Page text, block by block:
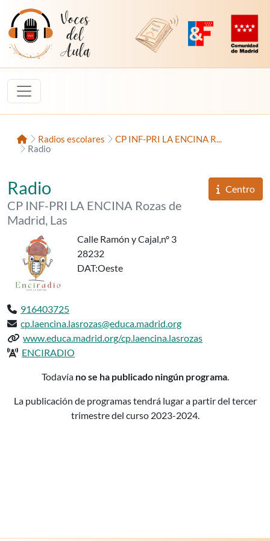
Saltar al contenido
Voces del Aula
Revista Digital de EducaMadrid
Plataforma de
InicioRadios escolares
CP INF-PRI LA ENCINA R...
Radio
del
Centro
«ENCIRADIO»,
Radio
CP INF-PRI LA ENCINA Rozas de
Madrid, Las
Calle Ramón y Cajal,nº 3
28232
DAT:Oeste
Teléfono:
916403725
Email:cp.laencina.lasrozas@educa.madrid.org
Web del centro:
www.educa.madrid.org/cp.laencina.lasrozas
Radio del centro:
ENCIRADIO
Podcasts delCP INF-PRI LA ENCINA
Todavía no se ha publicado ningún programa.
La publicación de programas tendrá lugar a partir del tercer
trimestre del curso 2023-2024.